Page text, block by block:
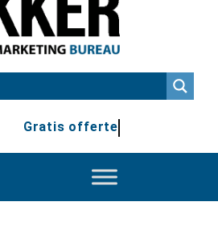
Gratis offerte